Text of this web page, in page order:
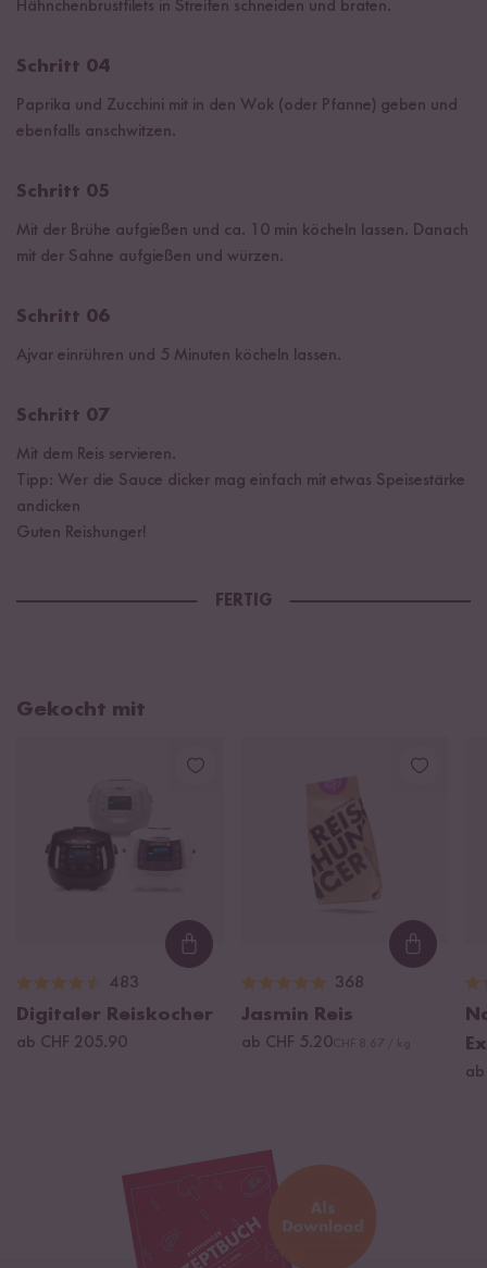
Hähnchenbrustfilets in Streifen schneiden und braten.
Schritt 04
Paprika und Zucchini mit in den Wok (oder Pfanne) geben und
ebenfalls anschwitzen.
Schritt 05
Mit der Brühe aufgießen und ca. 10 min köcheln lassen. Danach
mit der Sahne aufgießen und würzen.
Schritt 06
Ajvar einrühren und 5 Minuten köcheln lassen.
Schritt 07
Mit dem Reis servieren.
Tipp: Wer die Sauce dicker mag einfach mit etwas Speisestärke
andicken
Guten Reishunger!
FERTIG
Gekocht mit
Loading...
483
Digitaler Reiskocher
ab CHF 205.90
368
Jasmin Reis
ab CHF 5.20CHF 8.67 / kg